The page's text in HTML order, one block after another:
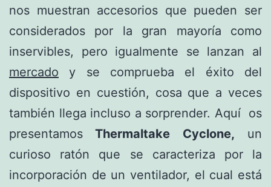
nos muestran accesorios que pueden ser
considerados por la gran mayoría como
inservibles, pero igualmente se lanzan al
mercado y se comprueba el éxito del
dispositivo en cuestión, cosa que a veces
también llega incluso a sorprender. Aquí os
presentamos Thermaltake Cyclone, un
curioso ratón que se caracteriza por la
incorporación de un ventilador, el cual está